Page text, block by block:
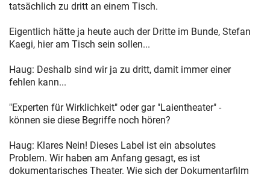
tatsächlich zu dritt an einem Tisch.
Eigentlich hätte ja heute auch der Dritte im Bunde, Stefan
Kaegi, hier am Tisch sein sollen...
Haug: Deshalb sind wir ja zu dritt, damit immer einer
fehlen kann...
"Experten für Wirklichkeit" oder gar "Laientheater" -
können sie diese Begriffe noch hören?
Haug: Klares Nein! Dieses Label ist ein absolutes
Problem. Wir haben am Anfang gesagt, es ist
dokumentarisches Theater. Wie sich der Dokumentarfilm